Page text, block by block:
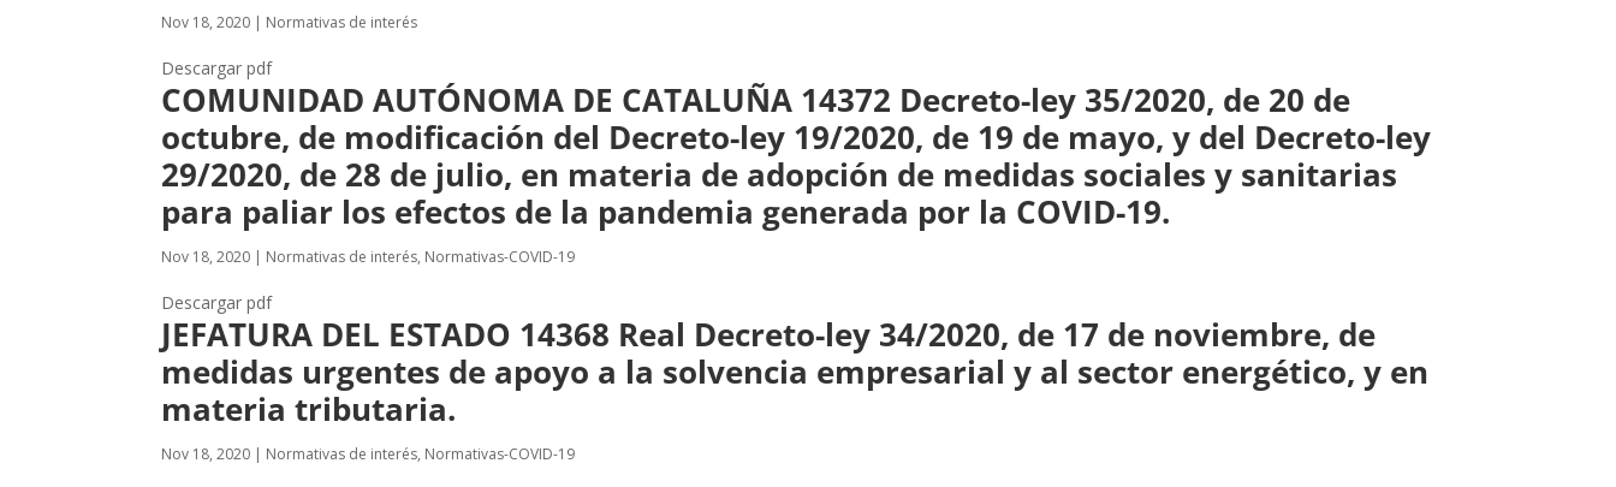
Nov 18, 2020 | Normativas de interés
Descargar pdf
COMUNIDAD AUTÓNOMA DE CATALUÑA 14372 Decreto-ley 35/2020, de 20 de
octubre, de modificación del Decreto-ley 19/2020, de 19 de mayo, y del Decreto-ley
29/2020, de 28 de julio, en materia de adopción de medidas sociales y sanitarias
para paliar los efectos de la pandemia generada por la COVID-19.
Nov 18, 2020 | Normativas de interés, Normativas-COVID-19
Descargar pdf
JEFATURA DEL ESTADO 14368 Real Decreto-ley 34/2020, de 17 de noviembre, de
medidas urgentes de apoyo a la solvencia empresarial y al sector energético, y en
materia tributaria.
Nov 18, 2020 | Normativas de interés, Normativas-COVID-19